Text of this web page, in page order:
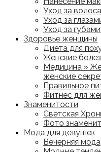
Уход за
Уход за
Уход за
Здоровье женщины
Диета для
Женские
Медицина »
женские
Правильное
Фитнес для
Знаменитости
Светская
Фото
Мода для девушек
Вечерняя мода